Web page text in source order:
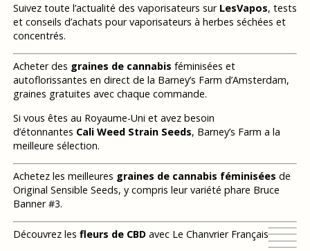
Suivez toute l’actualité des vaporisateurs sur LesVapos, tests
et conseils d’achats pour vaporisateurs à herbes séchées et
concentrés.
Acheter des graines de cannabis féminisées et
autoflorissantes en direct de la Barney’s Farm d’Amsterdam,
graines gratuites avec chaque commande.
Si vous êtes au Royaume-Uni et avez besoin
d’étonnantes Cali Weed Strain Seeds, Barney’s Farm a la
meilleure sélection.
Achetez les meilleures graines de cannabis féminisées de
Original Sensible Seeds, y compris leur variété phare Bruce
Banner #3.
Découvrez les fleurs de CBDavec Le Chanvrier Français